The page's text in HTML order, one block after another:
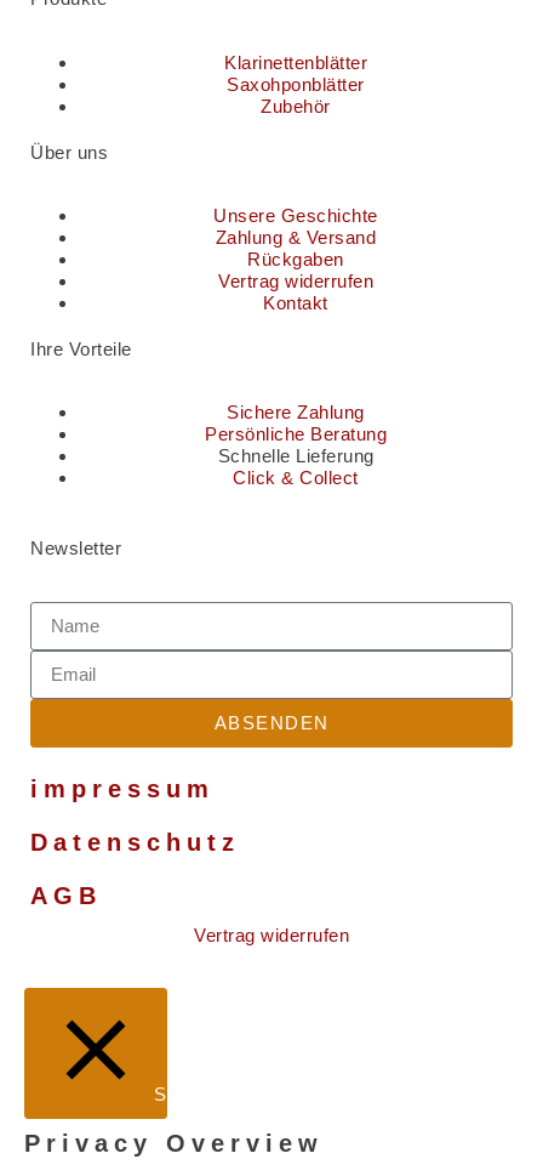
Klarinettenblätter
Saxohponblätter
Zubehör
Über uns
Unsere Geschichte
Zahlung & Versand
Rückgaben
Vertrag widerrufen
Kontakt
Ihre Vorteile
Sichere Zahlung
Persönliche Beratung
Schnelle Lieferung
Click & Collect
Newsletter
ABSENDEN
impressum
Datenschutz
AGB
Vertrag widerrufen
Schließen
Privacy Overview